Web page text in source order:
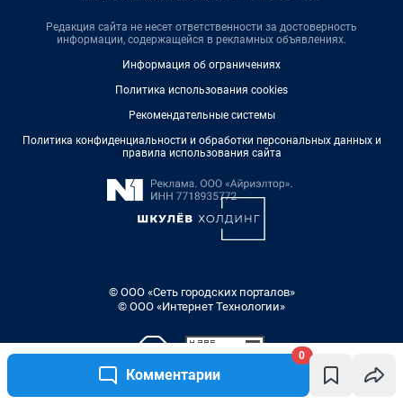
Комментарии
0
Редакция сайта не несет ответственности за достоверность
информации, содержащейся в рекламных объявлениях.
Информация об ограничениях
Политика использования cookies
Рекомендательные системы
Политика конфиденциальности и обработки персональных данных и
правила использования сайта
© ООО «Сеть городских порталов»
© ООО «Интернет Технологии»